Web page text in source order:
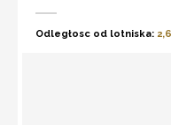
Odległosc od lotniska: